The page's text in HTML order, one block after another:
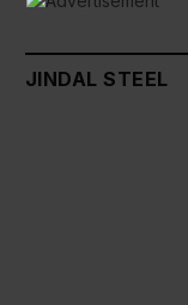
JINDAL STEEL